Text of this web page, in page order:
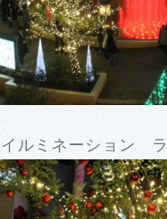
イルミネーション